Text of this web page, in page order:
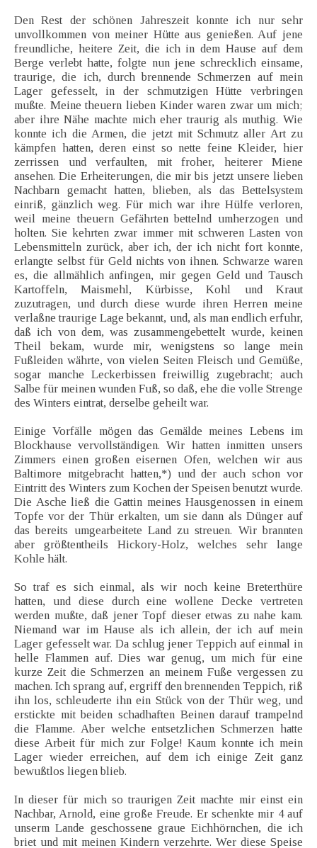
Den Rest der schönen Jahreszeit konnte ich nur sehr
unvollkommen von meiner Hütte aus genießen. Auf jene
freundliche, heitere Zeit, die ich in dem Hause auf dem
Berge verlebt hatte, folgte nun jene schrecklich einsame,
traurige, die ich, durch brennende Schmerzen auf mein
Lager gefesselt, in der schmutzigen Hütte verbringen
mußte. Meine theuern lieben Kinder waren zwar um mich;
aber ihre Nähe machte mich eher traurig als muthig. Wie
konnte ich die Armen, die jetzt mit Schmutz aller Art zu
kämpfen hatten, deren einst so nette feine Kleider, hier
zerrissen und verfaulten, mit froher, heiterer Miene
ansehen. Die Erheiterungen, die mir bis jetzt unsere lieben
Nachbarn gemacht hatten, blieben, als das Bettelsystem
einriß, gänzlich weg. Für mich war ihre Hülfe verloren,
weil meine theuern Gefährten bettelnd umherzogen und
holten. Sie kehrten zwar immer mit schweren Lasten von
Lebensmitteln zurück, aber ich, der ich nicht fort konnte,
erlangte selbst für Geld nichts von ihnen. Schwarze waren
es, die allmählich anfingen, mir gegen Geld und Tausch
Kartoffeln, Maismehl, Kürbisse, Kohl und Kraut
zuzutragen, und durch diese wurde ihren Herren meine
verlaßne traurige Lage bekannt, und, als man endlich erfuhr,
daß ich von dem, was zusammengebettelt wurde, keinen
Theil bekam, wurde mir, wenigstens so lange mein
Fußleiden währte, von vielen Seiten Fleisch und Gemüße,
sogar manche Leckerbissen freiwillig zugebracht; auch
Salbe für meinen wunden Fuß, so daß, ehe die volle Strenge
des Winters eintrat, derselbe geheilt war.
Einige Vorfälle mögen das Gemälde meines Lebens im
Blockhause vervollständigen. Wir hatten inmitten unsers
Zimmers einen großen eisernen Ofen, welchen wir aus
Baltimore mitgebracht hatten,*) und der auch schon vor
Eintritt des Winters zum Kochen der Speisen benutzt wurde.
Die Asche ließ die Gattin meines Hausgenossen in einem
Topfe vor der Thür erkalten, um sie dann als Dünger auf
das bereits umgearbeitete Land zu streuen. Wir brannten
aber größtentheils Hickory-Holz, welches sehr lange
Kohle hält.
So traf es sich einmal, als wir noch keine Breterthüre
hatten, und diese durch eine wollene Decke vertreten
werden mußte, daß jener Topf dieser etwas zu nahe kam.
Niemand war im Hause als ich allein, der ich auf mein
Lager gefesselt war. Da schlug jener Teppich auf einmal in
helle Flammen auf. Dies war genug, um mich für eine
kurze Zeit die Schmerzen an meinem Fuße vergessen zu
machen. Ich sprang auf, ergriff den brennenden Teppich, riß
ihn los, schleuderte ihn ein Stück von der Thür weg, und
erstickte mit beiden schadhaften Beinen darauf trampelnd
die Flamme. Aber welche entsetzlichen Schmerzen hatte
diese Arbeit für mich zur Folge! Kaum konnte ich mein
Lager wieder erreichen, auf dem ich einige Zeit ganz
bewußtlos liegen blieb.
In dieser für mich so traurigen Zeit machte mir einst ein
Nachbar, Arnold, eine große Freude. Er schenkte mir 4 auf
unserm Lande geschossene graue Eichhörnchen, die ich
briet und mit meinen Kindern verzehrte. Wer diese Speise